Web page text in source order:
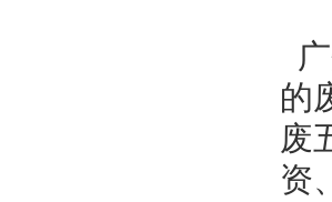
的
废
资